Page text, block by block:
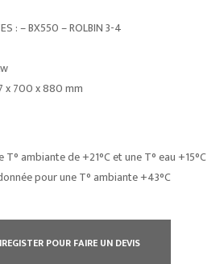
: – BX550 – ROLBIN 3-4
x 700 x 880 mm
ambiante de +21°C et une T° eau +15°C
pour une T° ambiante +43°C
POUR FAIRE UN DEVIS